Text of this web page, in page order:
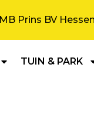
Prins BV
TUIN & PARK